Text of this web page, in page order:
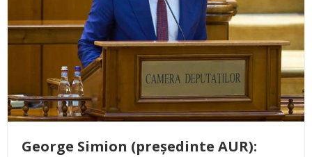
George Simion (președinte AUR):